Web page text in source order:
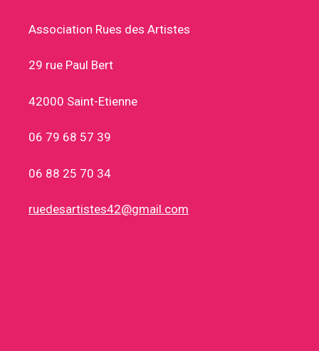
Association Rues des Artistes
29 rue Paul Bert
42000 Saint-Etienne
06 79 68 57 39
06 88 25 70 34
ruedesartistes42@gmail.com